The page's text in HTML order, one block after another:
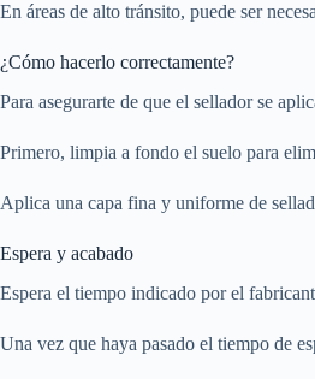
En áreas de alto tránsito, puede ser
¿Cómo hacerlo correctamente?
Para asegurarte de que el sellador se
Primero, limpia a fondo el suelo para
Aplica una capa fina y uniforme de
Espera y acabado
Espera el tiempo indicado por el
Una vez que haya pasado el tiempo de